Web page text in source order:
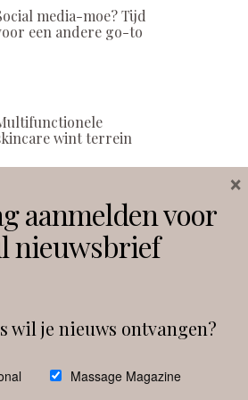
media-moe? Tijd
een andere go-to
wint terrein
Follow on Instagram
aanmelden voor
nieuwsbrief
wil je nieuws ontvangen?
Massage Magazine
×